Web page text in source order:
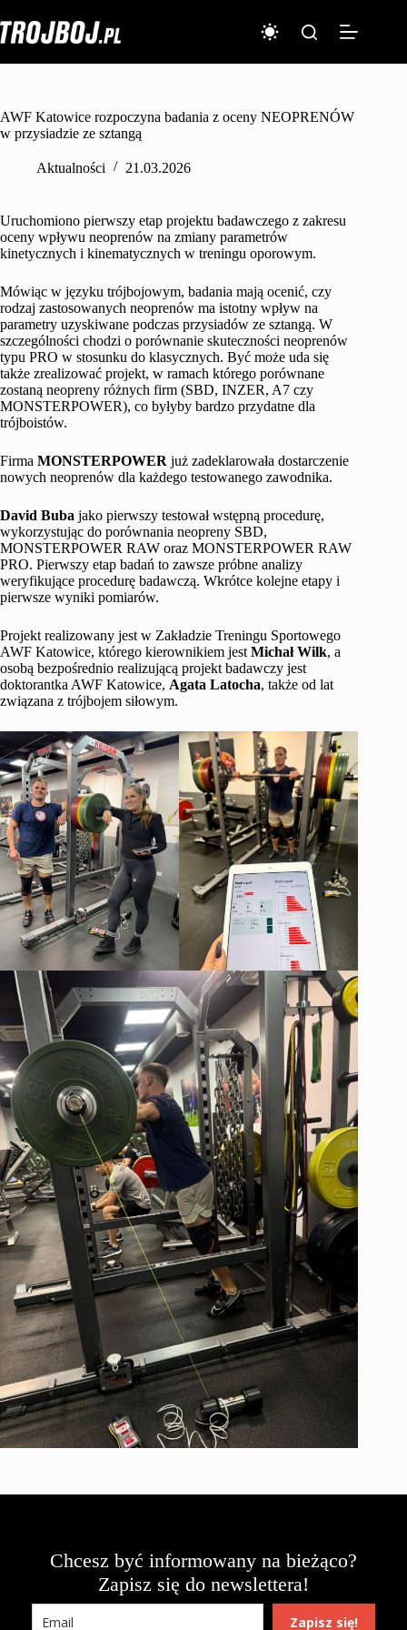
do
treści
AWF Katowice rozpoczyna badania z oceny NEOPRENÓW
w przysiadzie ze sztangą
Aktualności 21.03.2026
Uruchomiono pierwszy etap projektu badawczego z zakresu
oceny wpływu neoprenów na zmiany parametrów
kinetycznych i kinematycznych w treningu oporowym.
Mówiąc w języku trójbojowym, badania mają ocenić, czy
rodzaj zastosowanych neoprenów ma istotny wpływ na
parametry uzyskiwane podczas przysiadów ze sztangą. W
szczególności chodzi o porównanie skuteczności neoprenów
typu PRO w stosunku do klasycznych. Być może uda się
także zrealizować projekt, w ramach którego porównane
zostaną neopreny różnych firm (SBD, INZER, A7 czy
MONSTERPOWER), co byłyby bardzo przydatne dla
trójboistów.
Firma MONSTERPOWER już zadeklarowała dostarczenie
nowych neoprenów dla każdego testowanego zawodnika.
David Buba jako pierwszy testował wstępną procedurę,
wykorzystując do porównania neopreny SBD,
MONSTERPOWER RAW oraz MONSTERPOWER RAW
PRO. Pierwszy etap badań to zawsze próbne analizy
weryfikujące procedurę badawczą. Wkrótce kolejne etapy i
pierwsze wyniki pomiarów.
Projekt realizowany jest w Zakładzie Treningu Sportowego
AWF Katowice, którego kierownikiem jest Michał Wilk, a
osobą bezpośrednio realizującą projekt badawczy jest
doktorantka AWF Katowice, Agata Latocha, także od lat
związana z trójbojem siłowym.
Chcesz być informowany na bieżąco?
Zapisz się do newslettera!
Zapisz się!